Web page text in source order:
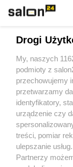
Sport
Kultura
X
Drogi
My, naszych
podmioty z
przechowujemy
przetwarzamy
identyfikatory,
urządzenie czy
treści, pomiar
ulepszanie
Partnerzy